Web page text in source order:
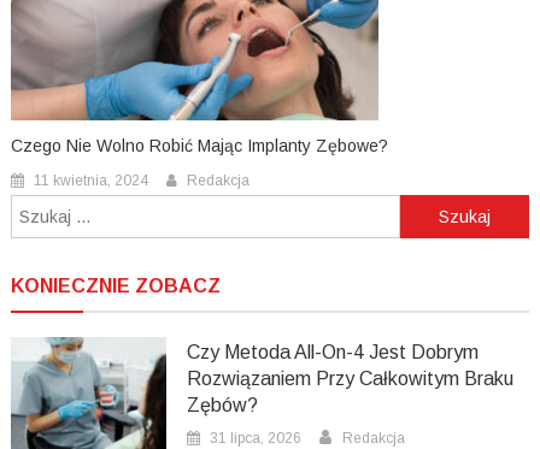
Czego Nie Wolno Robić Mając Implanty Zębowe?
11 kwietnia, 2024 Redakcja
Szukaj:
KONIECZNIE ZOBACZ
Czy Metoda All-On-4 Jest Dobrym
Rozwiązaniem Przy Całkowitym Braku
Zębów?
31 lipca, 2026 Redakcja